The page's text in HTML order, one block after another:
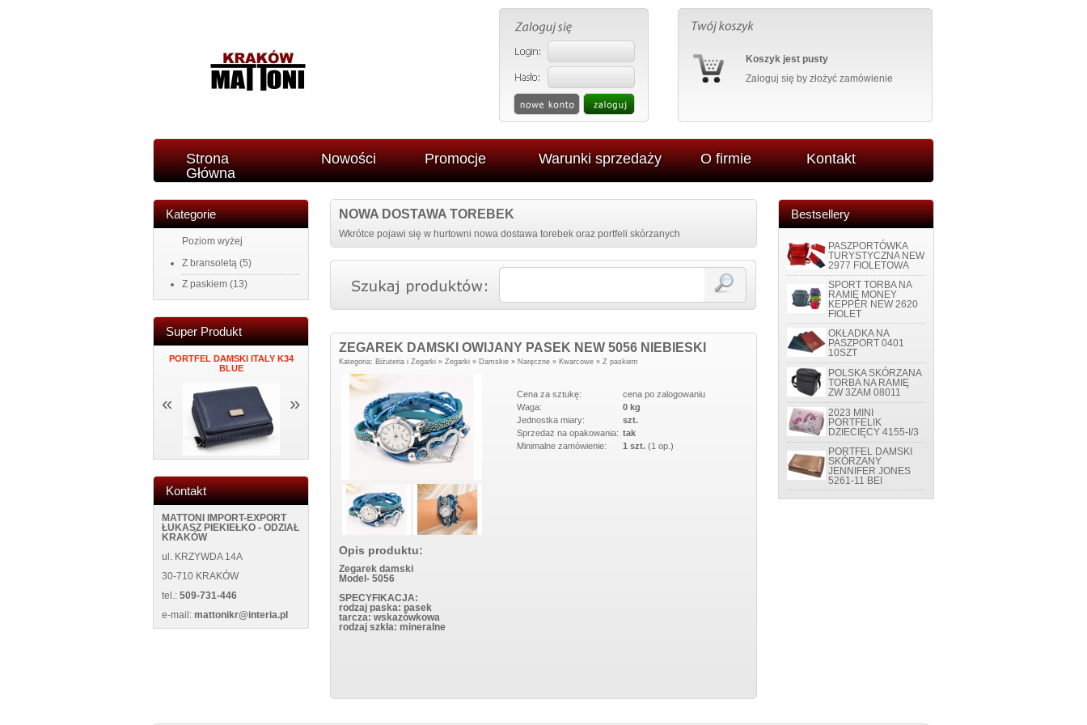
Koszyk jest pusty
Zaloguj się by złożyć zamówienie
Strona
Główna
Nowości Promocje Warunki sprzedaży O firmie Kontakt
Kategorie
Poziom wyżej
Z bransoletą (5)
Z paskiem (13)
Super Produkt
PORTFEL DAMSKI ITALY K34
BLUE
MĘSKI PORTFEL SKÓRZANY
NEW WILD 125400 BLUE
ZEGAR NAKLEJANY NA
ŚCIANĘ NEW 5013 BLACK
« »
Kontakt
MATTONI IMPORT-EXPORT
ŁUKASZ PIEKIEŁKO - ODZIAŁ
KRAKÓW
ul. KRZYWDA 14A
30-710 KRAKÓW
tel.: 509-731-446
e-mail: mattonikr@interia.pl
NOWA DOSTAWA TOREBEK
Wkrótce pojawi się w hurtowni nowa dostawa torebek oraz portfeli skórzanych
ZEGAREK DAMSKI OWIJANY PASEK NEW 5056 NIEBIESKI
Kategoria: Biżuteria i Zegarki » Zegarki » Damskie » Naręczne » Kwarcowe » Z paskiem
Cena za sztukę:
cena po zalogowaniu
Waga:
0 kg
Jednostka miary:
szt.
Sprzedaż na opakowania: tak
Minimalne zamówienie:
1 szt. (1 op.)
Opis produktu:
Zegarek damski
Model- 5056
SPECYFIKACJA:
rodzaj paska: pasek
tarcza: wskazówkowa
rodzaj szkła: mineralne
Bestsellery
PASZPORTÓWKA
TURYSTYCZNA NEW
2977 FIOLETOWA
SPORT TORBA NA
RAMIĘ MONEY
KEPPER NEW 2620
FIOLET
OKŁADKA NA
PASZPORT 0401
10SZT
POLSKA SKÓRZANA
TORBA NA RAMIĘ
ZW 3ZAM 08011
2023 MINI
PORTFELIK
DZIECIĘCY 4155-I/3
PORTFEL DAMSKI
SKÓRZANY
JENNIFER JONES
5261-11 BEI